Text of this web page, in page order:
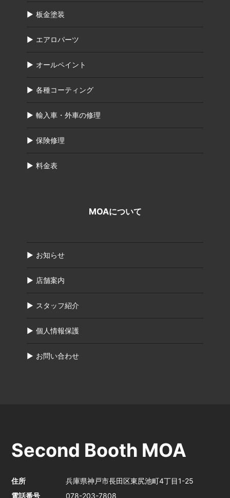
板金塗装
エアロパーツ
オールペイント
各種コーティング
輸入車・外車の修理
保険修理
料金表
MOAについて
お知らせ
店舗案内
スタッフ紹介
個人情報保護
お問い合わせ
Second Booth MOA
住所
兵庫県神戸市長田区東尻池町4丁目1-25
電話番号
078-203-7808